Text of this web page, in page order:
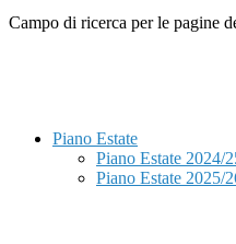
Campo di ricerca per le pagine
Piano Estate
Piano Estate 2024/
Piano Estate 2025/